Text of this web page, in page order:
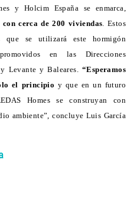
y Holcim España se enmarca,
con cerca de 200 viviendas. Estos
que se utilizará este hormigón
en las Direcciones
Levante y Baleares. “Esperamos
el principio y que en un futuro
Homes se construyan con
ambiente”, concluye Luis García